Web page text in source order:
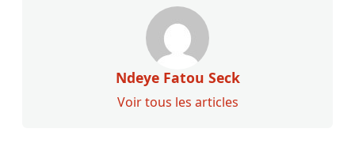
Ndeye Fatou Seck
Voir tous les articles